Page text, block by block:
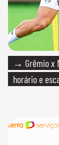
→ Grêmio x
horário e